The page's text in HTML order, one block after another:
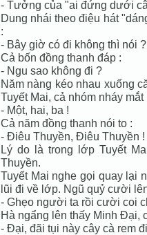
- Tưởng của "ai đứng dưới
Dung nhái theo điệu hát
:
- Bây giờ có đi không thì nói ?
Cả bốn đồng thanh đáp :
- Ngu sao không đi ?
Năm nàng kéo nhau xuống
Tuyết Mai, cả nhóm nháy
- Một, hai, ba !
Cả năm đồng thanh nói to :
- Điêu Thuyền, Điêu Thuyền !
Lý do là trong lớp Tuyết
Thuyền.
Tuyết Mai nghe gọi quay lại
lũi đi về lớp. Ngũ quỷ cười
- Ghẹo người ta rồi cười coi
Hà ngẩng lên thấy Minh Đại,
- Đại, đãi tụi này cây cà rem